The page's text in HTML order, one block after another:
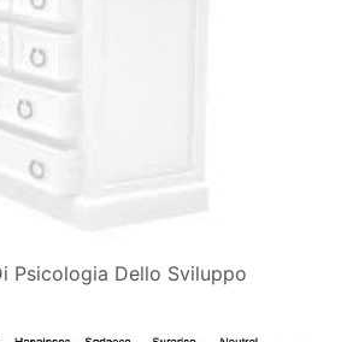
Psicologia Dello Sviluppo